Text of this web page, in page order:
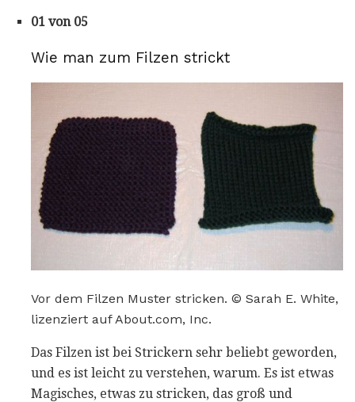
01 von 05
Wie man zum Filzen strickt
Vor dem Filzen Muster stricken. © Sarah E. White,
lizenziert auf About.com, Inc.
Das Filzen ist bei Strickern sehr beliebt geworden,
und es ist leicht zu verstehen, warum. Es ist etwas
Magisches, etwas zu stricken, das groß und